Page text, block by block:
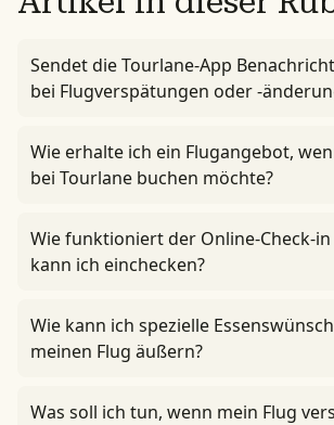
Sendet die Tourlane-App
bei Flugverspätungen oder -
Wie erhalte ich ein Flugangebot,
bei Tourlane buchen möchte?
Wie funktioniert der Online-Check-
kann ich einchecken?
Wie kann ich spezielle
meinen Flug äußern?
Was soll ich tun, wenn mein Flug